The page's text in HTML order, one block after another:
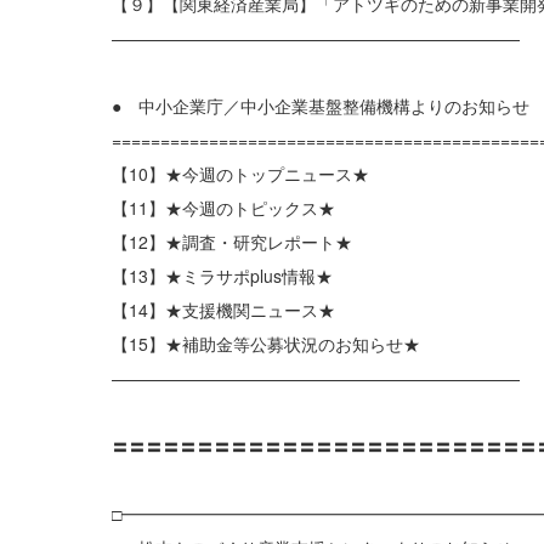
————————————————————————
● 中小企業庁／中小企業基盤整備機構よりのお知らせ
【10】★今週のトップニュース★
【11】★今週のトピックス★
【12】★調査・研究レポート★
【13】★ミラサポplus情報★
【14】★支援機関ニュース★
【15】★補助金等公募状況のお知らせ★
————————————————————————
〓〓〓〓〓〓〓〓〓〓〓〓〓〓〓〓〓〓〓〓〓〓〓〓